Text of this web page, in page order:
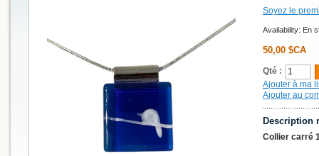
Soyez le
Availability: En
50,00 $CA
Qté :
Ajouter à ma
Ajouter au
Description
Collier carré